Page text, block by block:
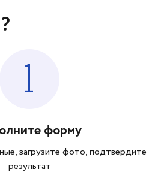
1
форму
загрузите фото, подтвердите
результат